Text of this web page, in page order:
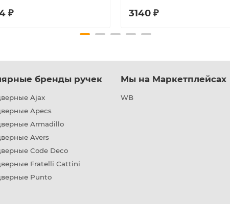
₽ 3140 ₽
бренды ручек
Ajax
Apecs
Armadillo
Avers
Code Deco
Fratelli Cattini
Punto
Мы на Маркетплейсах
WB